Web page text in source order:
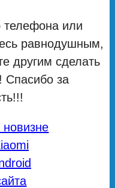
телефона или
равнодушным,
другим сделать
Спасибо за